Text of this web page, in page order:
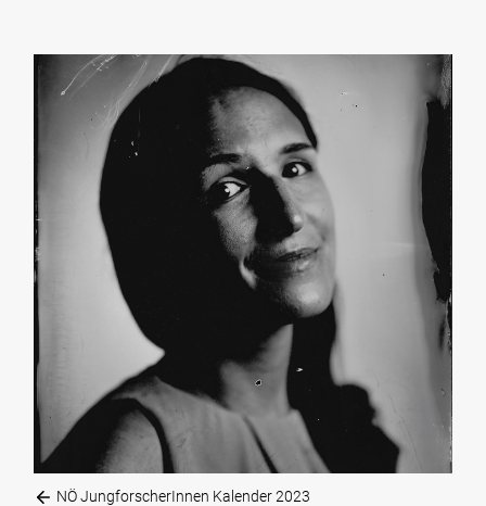
NÖ JungforscherInnen Kalender 2023